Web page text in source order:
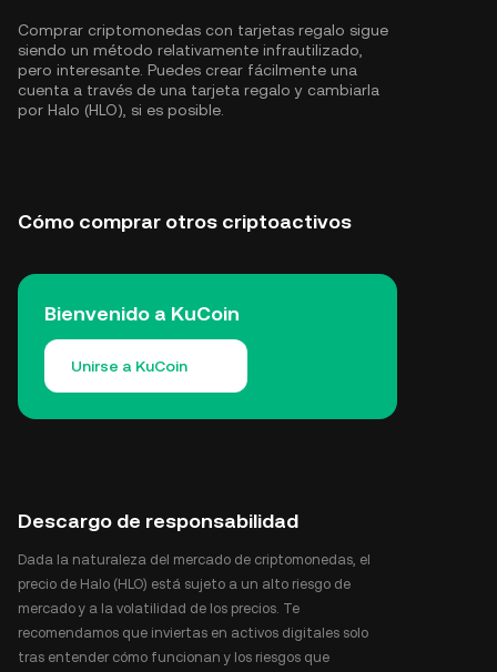
Comprar criptomonedas con tarjetas regalo sigue
siendo un método relativamente infrautilizado,
pero interesante. Puedes crear fácilmente una
cuenta a través de una tarjeta regalo y cambiarla
por Halo (HLO), si es posible.
Cómo comprar otros criptoactivos
Bienvenido a KuCoin
Unirse a KuCoin
Descargo de responsabilidad
Dada la naturaleza del mercado de criptomonedas, el
precio de Halo (HLO) está sujeto a un alto riesgo de
mercado y a la volatilidad de los precios. Te
recomendamos que inviertas en activos digitales solo
tras entender cómo funcionan y los riesgos que